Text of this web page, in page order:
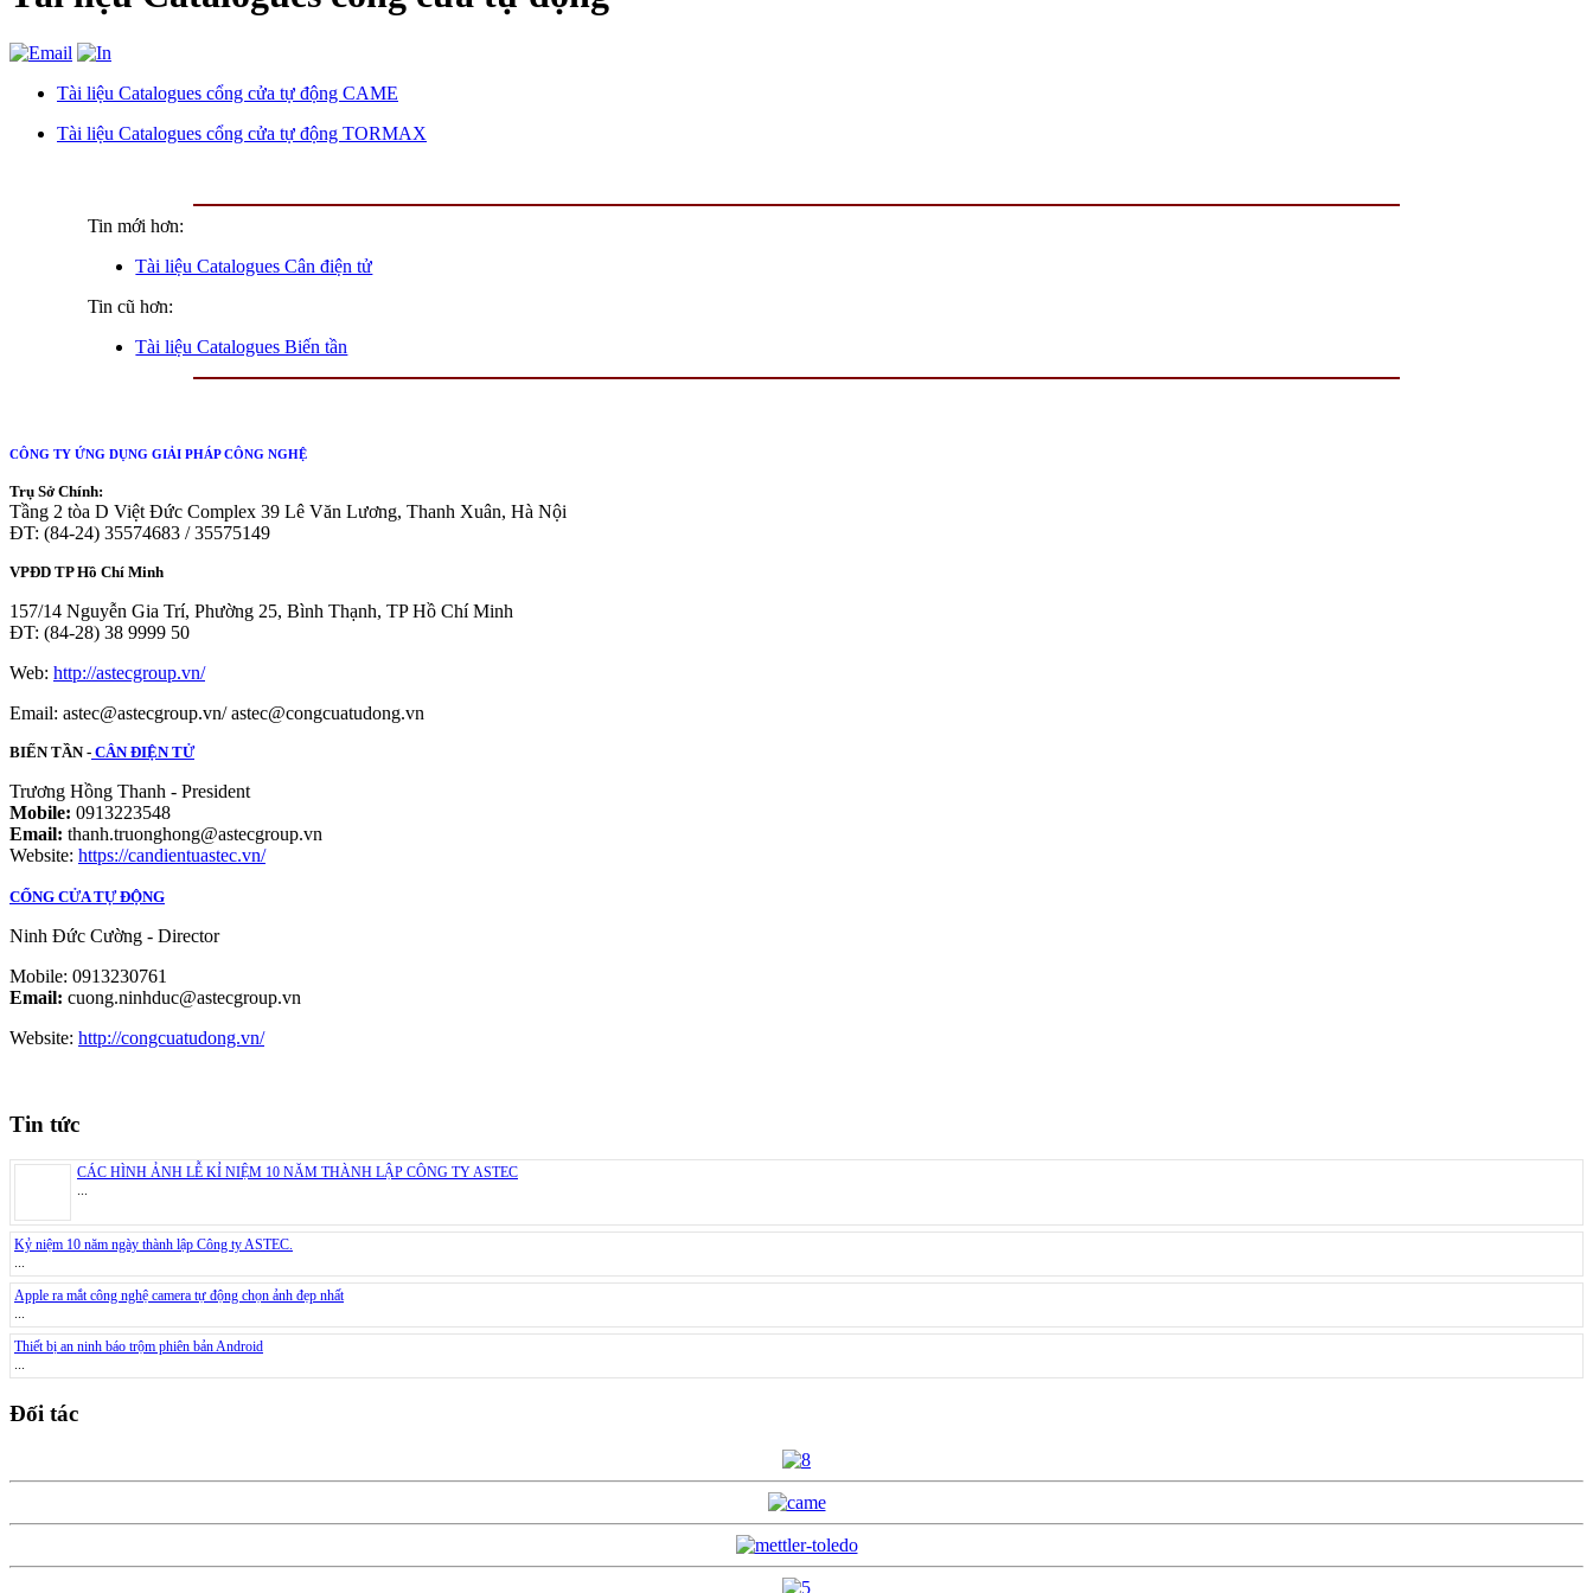
Tài liệu Catalogues cổng cửa tự động CAME
Tài liệu Catalogues cổng cửa tự động TORMAX
Tin mới hơn:
Tài liệu Catalogues Cân điện tử
Tin cũ hơn:
Tài liệu Catalogues Biến tần
CÔNG TY ỨNG DỤNG GIẢI PHÁP CÔNG NGHỆ
Trụ Sở Chính:
Tầng 2 tòa D Việt Đức Complex 39 Lê Văn Lương, Thanh Xuân, Hà Nội
ĐT: (84-24) 35574683 / 35575149
VPĐD TP Hồ Chí Minh
157/14 Nguyễn Gia Trí, Phường 25, Bình Thạnh, TP Hồ Chí Minh
ĐT: (84-28) 38 9999 50
Web: http://astecgroup.vn/
Email: astec@astecgroup.vn/ astec@congcuatudong.vn
BIẾN TẦN - CÂN ĐIỆN TỬ
Trương Hồng Thanh - President
Mobile: 0913223548
Email: thanh.truonghong@astecgroup.vn
Website: https://candientuastec.vn/
CỔNG CỬA TỰ ĐỘNG
Ninh Đức Cường - Director
Mobile: 0913230761
Email: cuong.ninhduc@astecgroup.vn
Website: http://congcuatudong.vn/
Tin tức
CÁC HÌNH ẢNH LỄ KỈ NIỆM 10 NĂM THÀNH LẬP CÔNG TY ASTEC
...
Kỷ niệm 10 năm ngày thành lập Công ty ASTEC.
...
Apple ra mắt công nghệ camera tự động chọn ảnh đẹp nhất
...
Thiết bị an ninh báo trộm phiên bản Android
...
Đối tác